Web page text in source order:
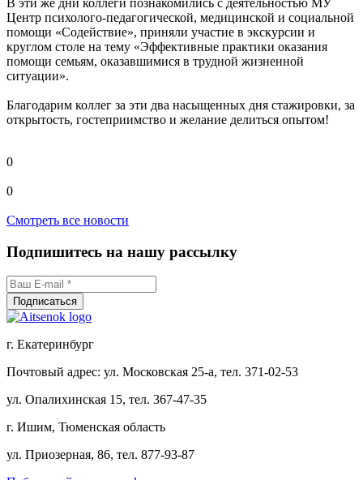
Центр психолого-педагогической, медицинской и социальной
помощи «Содействие», приняли участие в экскурсии и
круглом столе на тему «Эффективные практики оказания
помощи семьям, оказавшимися в трудной жизненной
ситуации».
Благодарим коллег за эти два насыщенных дня стажировки, за
открытость, гостеприимство и желание делиться опытом!
0
0
Смотреть все новости
Подпишитесь на нашу рассылку
г. Екатеринбург
Почтовый адрес: ул. Московская 25-а, тел. 371-02-53
ул. Опалихинская 15, тел. 367-47-35
г. Ишим, Тюменская область
ул. Приозерная, 86, тел. 877-93-87